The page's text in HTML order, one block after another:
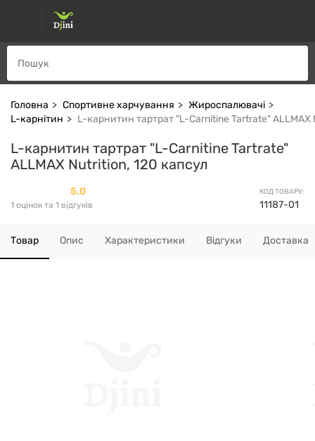
Головна Спортивне харчування
Жироспалювачі
L-карнітин
L-карнитин тартрат "L-Carnitine Tartrate" ALLMAX
L-карнитин тартрат "L-Carnitine Tartrate"
ALLMAX Nutrition, 120 капсул
КОД ТОВАРУ:
11187-01
5.0
1 оцінок та 1 відгуків
Товар Опис Характеристики Відгуки Доставка